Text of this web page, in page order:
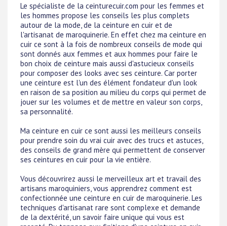
Le spécialiste de la ceinturecuir.com pour les femmes et
les hommes propose les conseils les plus complets
autour de la mode, de la ceinture en cuir et de
l'artisanat de maroquinerie. En effet chez ma ceinture en
cuir ce sont à la fois de nombreux conseils de mode qui
sont donnés aux femmes et aux hommes pour faire le
bon choix de ceinture mais aussi d'astucieux conseils
pour composer des looks avec ses ceinture. Car porter
une ceinture est l'un des élément fondateur d'un look
en raison de sa position au milieu du corps qui permet de
jouer sur les volumes et de mettre en valeur son corps,
sa personnalité.
Ma ceinture en cuir ce sont aussi les meilleurs conseils
pour prendre soin du vrai cuir avec des trucs et astuces,
des conseils de grand mère qui permettent de conserver
ses ceintures en cuir pour la vie entière.
Vous découvrirez aussi le merveilleux art et travail des
artisans maroquiniers, vous apprendrez comment est
confectionnée une ceinture en cuir de maroquinerie. Les
techniques d'artisanat rare sont complexe et demande
de la dextérité, un savoir faire unique qui vous est